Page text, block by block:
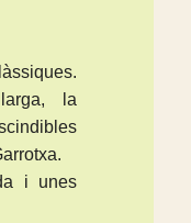
la
i unes